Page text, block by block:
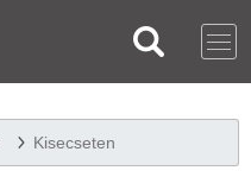
Kisecseten